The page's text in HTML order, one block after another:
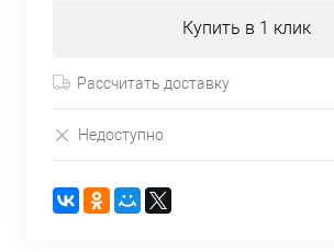
Купить в 1 клик
Рассчитать доставку
Недоступно